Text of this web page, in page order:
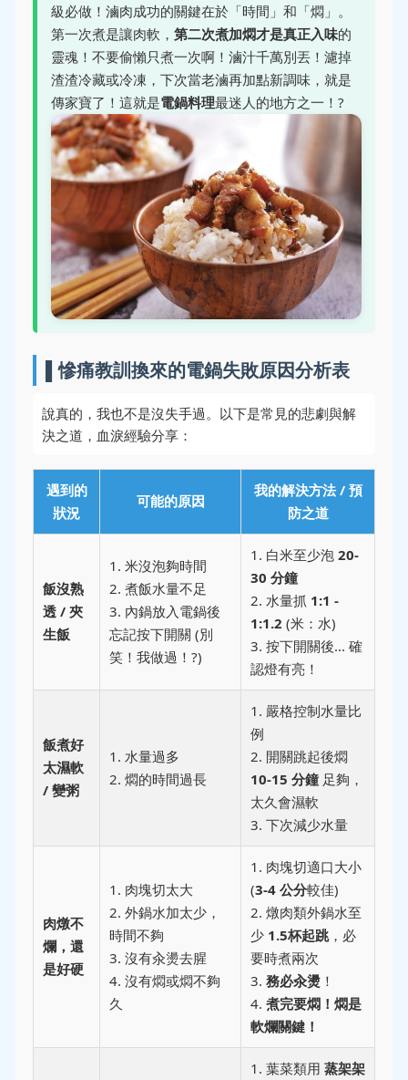
級必做！滷肉成功的關鍵在於「時間」和「燜」。
第一次煮是讓肉軟， 第二次煮加燜才是真正入味的
靈魂！不要偷懶只煮一次啊！滷汁千萬別丟！濾掉
渣渣冷藏或冷凍，下次當老滷再加點新調味，就是
傳家寶了！這就是電鍋料理最迷人的地方之一！?
▌慘痛教訓換來的電鍋失敗原因分析表
說真的，我也不是沒失手過。以下是常見的悲劇與解
決之道，血淚經驗分享：
遇到的
狀況
可能的原因
我的解決方法 / 預
防之道
飯沒熟
透 / 夾
生飯
1. 米沒泡夠時間
2. 煮飯水量不足
3. 內鍋放入電鍋後
忘記按下開關 (別
笑！我做過！?)
1. 白米至少泡 20-
30 分鐘
2. 水量抓 1:1 -
1:1.2 (米：水)
3. 按下開關後... 確
認燈有亮！
飯煮好
太濕軟
/ 變粥
1. 水量過多
2. 燜的時間過長
1. 嚴格控制水量比
例
2. 開關跳起後燜
10-15 分鐘 足夠，
太久會濕軟
3. 下次減少水量
肉燉不
爛，還
是好硬
1. 肉塊切太大
2. 外鍋水加太少，
時間不夠
3. 沒有汆燙去腥
4. 沒有燜或燜不夠
久
1. 肉塊切適口大小
(3-4 公分較佳)
2. 燉肉類外鍋水至
少 1.5杯起跳，必
要時煮兩次
3. 務必汆燙 ！
4. 煮完要燜！燜是
軟爛關鍵！
1. 葉菜類用 蒸架架